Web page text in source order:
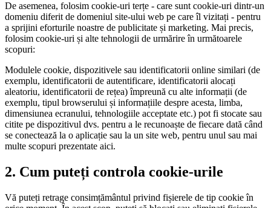
De asemenea, folosim cookie-uri terțe - care sunt cookie-uri dintr-un
domeniu diferit de domeniul site-ului web pe care îl vizitați - pentru
a sprijini eforturile noastre de publicitate și marketing. Mai precis,
folosim cookie-uri și alte tehnologii de urmărire în următoarele
scopuri:
Modulele cookie, dispozitivele sau identificatorii online similari (de
exemplu, identificatorii de autentificare, identificatorii alocați
aleatoriu, identificatorii de rețea) împreună cu alte informații (de
exemplu, tipul browserului și informațiile despre acesta, limba,
dimensiunea ecranului, tehnologiile acceptate etc.) pot fi stocate sau
citite pe dispozitivul dvs. pentru a le recunoaște de fiecare dată când
se conectează la o aplicație sau la un site web, pentru unul sau mai
multe scopuri prezentate aici.
2. Cum puteți controla cookie-urile
Vă puteți retrage consimțământul privind fișierele de tip cookie în